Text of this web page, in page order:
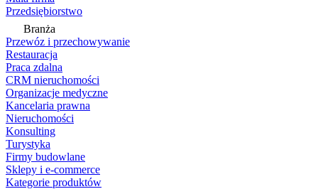
Przedsiębiorstwo
Branża
Przewóz i przechowywanie
Restauracja
Praca zdalna
CRM nieruchomości
Organizacje medyczne
Kancelaria prawna
Nieruchomości
Konsulting
Turystyka
Firmy budowlane
Sklepy i e-commerce
Kategorie produktów